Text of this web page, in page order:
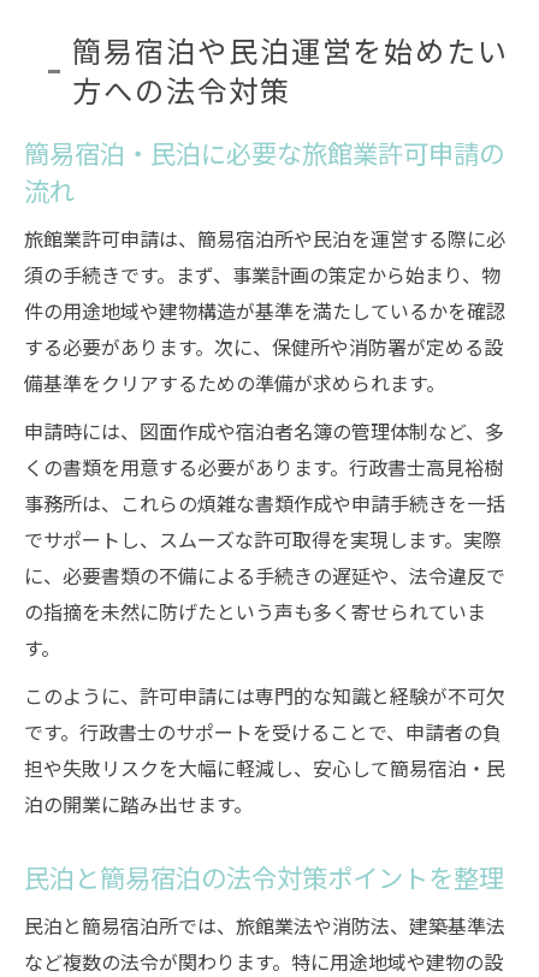
簡易宿泊や民泊運営を始めたい
方への法令対策
簡易宿泊・民泊に必要な旅館業許可申請の
流れ
旅館業許可申請は、簡易宿泊所や民泊を運営する際に必
須の手続きです。まず、事業計画の策定から始まり、物
件の用途地域や建物構造が基準を満たしているかを確認
する必要があります。次に、保健所や消防署が定める設
備基準をクリアするための準備が求められます。
申請時には、図面作成や宿泊者名簿の管理体制など、多
くの書類を用意する必要があります。行政書士高見裕樹
事務所は、これらの煩雑な書類作成や申請手続きを一括
でサポートし、スムーズな許可取得を実現します。実際
に、必要書類の不備による手続きの遅延や、法令違反で
の指摘を未然に防げたという声も多く寄せられていま
す。
このように、許可申請には専門的な知識と経験が不可欠
です。行政書士のサポートを受けることで、申請者の負
担や失敗リスクを大幅に軽減し、安心して簡易宿泊・民
泊の開業に踏み出せます。
民泊と簡易宿泊の法令対策ポイントを整理
民泊と簡易宿泊所では、旅館業法や消防法、建築基準法
など複数の法令が関わります。特に用途地域や建物の設